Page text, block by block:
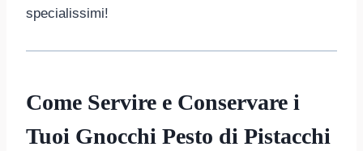
specialissimi!
Come Servire e Conservare i
Tuoi Gnocchi Pesto di Pistacchi